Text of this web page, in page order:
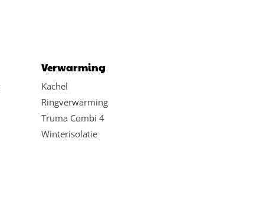
Verwarming
Kachel
Ringverwarming
Truma Combi 4
Winterisolatie